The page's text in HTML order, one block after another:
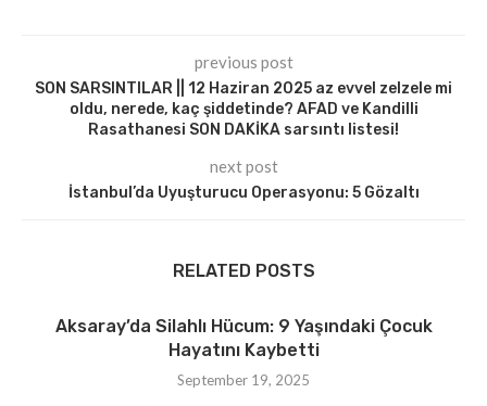
previous post
SON SARSINTILAR || 12 Haziran 2025 az evvel zelzele mi
oldu, nerede, kaç şiddetinde? AFAD ve Kandilli
Rasathanesi SON DAKİKA sarsıntı listesi!
next post
İstanbul’da Uyuşturucu Operasyonu: 5 Gözaltı
RELATED POSTS
Aksaray’da Silahlı Hücum: 9 Yaşındaki Çocuk
Hayatını Kaybetti
September 19, 2025